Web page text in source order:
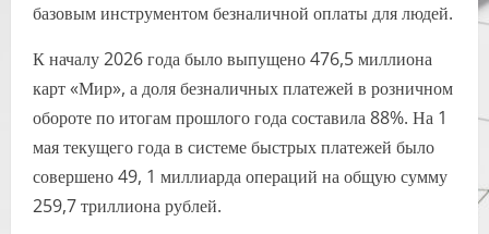
базовым инструментом безналичной оплаты для людей.
К началу 2026 года было выпущено 476,5 миллиона
карт «Мир», а доля безналичных платежей в розничном
обороте по итогам прошлого года составила 88%. На 1
мая текущего года в системе быстрых платежей было
совершено 49, 1 миллиарда операций на общую сумму
259,7 триллиона рублей.